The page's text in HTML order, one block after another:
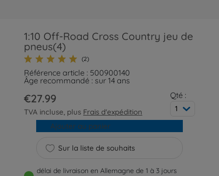
1:10 Off-Road Cross Country jeu de
pneus(4)
(2)
Référence article : 500900140
Âge recommandé : sur 14 ans
€27.99
TVA incluse, plus Frais d'expédition
Qté :
1
Sur la liste de souhaits
Ajouter au panier
délai de livraison en Allemagne de 1 à 3 jours